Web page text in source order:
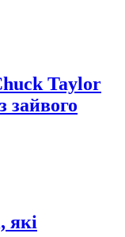
Taylor
зайвого
які